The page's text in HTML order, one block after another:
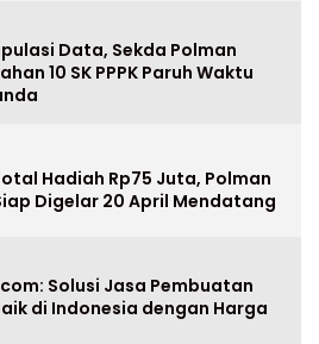
Data, Sekda Polman
10 SK PPPK Paruh Waktu
Hadiah Rp75 Juta, Polman
Digelar 20 April Mendatang
Solusi Jasa Pembuatan
di Indonesia dengan Harga